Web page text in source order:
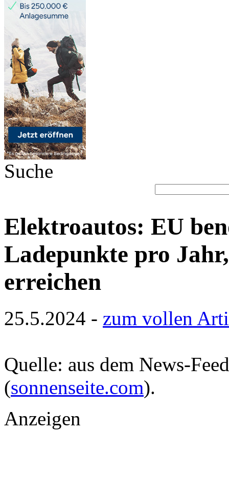
Suche
Elektroautos: EU
Ladepunkte pro
erreichen
25.5.2024 - zum vollen
Quelle: aus dem News-
(sonnenseite.com).
Anzeigen